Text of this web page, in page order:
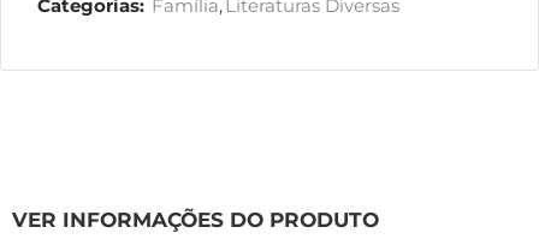
Categorias: Família,Literaturas Diversas
VER INFORMAÇÕES DO PRODUTO